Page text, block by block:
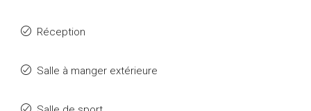
Réception
Salle à manger extérieure